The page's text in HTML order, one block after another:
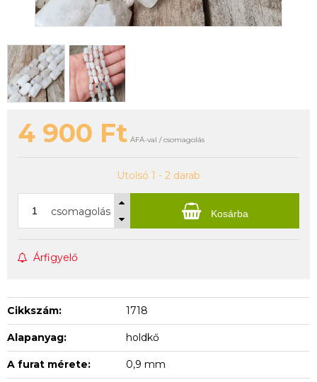
4 900 Ft ÁFÁ-val / csomagolás
Utolsó 1 - 2 darab
csomagolás Kosárba
Árfigyelő
Cikkszám: 1718
Alapanyag: holdkő
A furat mérete: 0,9 mm